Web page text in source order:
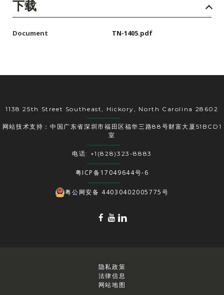
下载
Document TN-1405.pdf
1138 25th Street Southeast, Hickory, North Carolina 28602
网站技术支持：中国广东省深圳市福田区福华三路88号财富大厦51BCD1
室
电话: +1(828)323-8883
粤ICP备17049644号-6
粤公网安备 44030402005775号
隐私政策
法律信息
网站地图